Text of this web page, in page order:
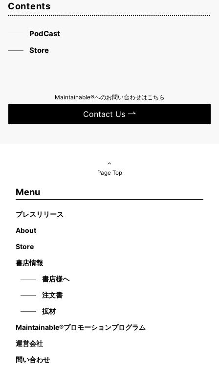
Contents
PodCast
Store
Maintainable®へのお問い合わせはこちら
Contact Us
Page Top
Menu
プレスリリース
About
Store
書店情報
書店様へ
注文書
拡材
Maintainable®プロモーションプログラム
運営会社
問い合わせ